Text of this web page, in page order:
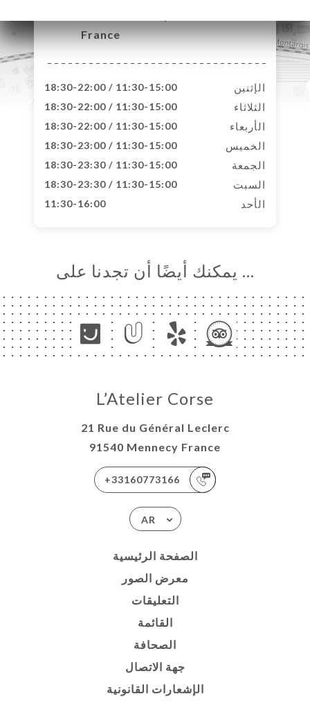
France
الإثنين 11:30-15:00 / 18:30-22:00
الثلاثاء 11:30-15:00 / 18:30-22:00
الأربعاء 11:30-15:00 / 18:30-22:00
الخميس 11:30-15:00 / 18:30-23:00
الجمعة 11:30-15:00 / 18:30-23:30
السبت 11:30-15:00 / 18:30-23:30
الأحد 11:30-16:00
… يمكنك أيضًا أن تجدنا على
L’Atelier Corse
21 Rue du Général Leclerc
91540 Mennecy France
+33160773166
AR
الصفحة الرئيسية
معرض الصور
التعليقات
القائمة
الصحافة
جهة الاتصال
الإشعارات القانونية